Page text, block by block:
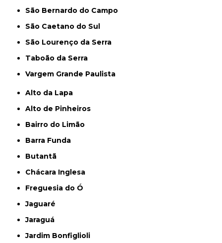
São Bernardo do Campo
São Caetano do Sul
São Lourenço da Serra
Taboão da Serra
Vargem Grande Paulista
Alto da Lapa
Alto de Pinheiros
Bairro do Limão
Barra Funda
Butantã
Chácara Inglesa
Freguesia do Ó
Jaguaré
Jaraguá
Jardim Bonfiglioli